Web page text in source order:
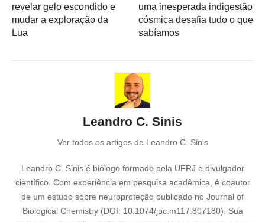
revelar gelo escondido e
mudar a exploração da
Lua
uma inesperada indigestão
cósmica desafia tudo o que
sabíamos
Leandro C. Sinis
Ver todos os artigos de Leandro C. Sinis
Leandro C. Sinis é biólogo formado pela UFRJ e divulgador
científico. Com experiência em pesquisa acadêmica, é coautor
de um estudo sobre neuroproteção publicado no Journal of
Biological Chemistry (DOI: 10.1074/jbc.m117.807180). Sua